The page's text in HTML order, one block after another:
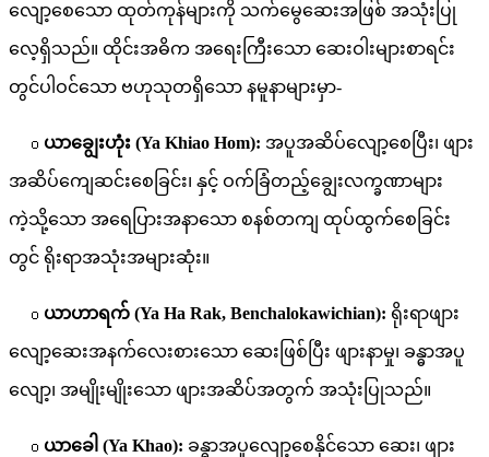
လျော့စေသော ထုတ်ကုန်များကို သက်မွေဆေးအဖြစ် အသုံးပြု
လေ့ရှိသည်။ ထိုင်းအဓိက အရေးကြီးသော ဆေးဝါးများစာရင်း
တွင်ပါဝင်သော ဗဟုသုတရှိသော နမူနာများမှာ-
๐ ယာချွေးဟုံး (Ya Khiao Hom): အပူအဆိပ်လျော့စေပြီး၊ ဖျား
အဆိပ်ကျေဆင်းစေခြင်း၊ နှင့် ဝက်ခြံတည့်ချွေးလက္ခဏာများ
ကဲ့သို့သော အရေပြားအနာသော စနစ်တကျ ထုပ်ထွက်စေခြင်း
တွင် ရိုးရာအသုံးအများဆုံး။
๐ ယာဟာရက် (Ya Ha Rak, Benchalokawichian): ရိုးရာဖျား
လျော့ဆေးအနက်လေးစားသော ဆေးဖြစ်ပြီး ဖျားနာမှု၊ ခန္ဓာအပူ
လျော့၊ အမျိုးမျိုးသော ဖျားအဆိပ်အတွက် အသုံးပြုသည်။
๐ ယာခေါ (Ya Khao): ခန္ဓာအပူလျော့စေနိုင်သော ဆေး၊ ဖျား